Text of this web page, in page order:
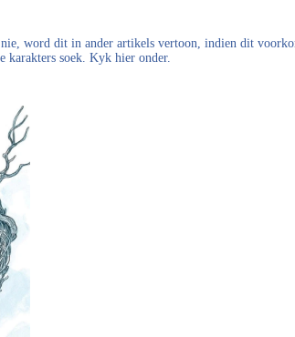
word dit in ander artikels vertoon, indien dit
karakters soek. Kyk hier onder.